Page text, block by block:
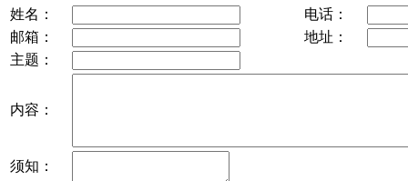
姓名：
电话：
邮箱：
地址：
主题：
内容：
须知：